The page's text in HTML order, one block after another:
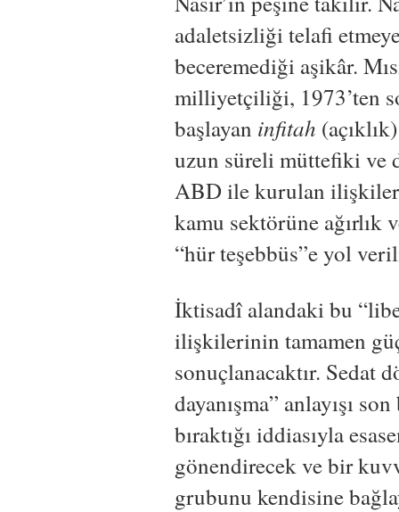
adaletsizliği telafi
beceremediği aşikâr.
milliyetçiliği, 1973’ten
başlayan infitah
uzun süreli müttefiki ve
ABD ile kurulan ilişkiler
kamu sektörüne ağırlık
“hür teşebbüs”e yol
İktisadî alandaki bu
ilişkilerinin tamamen
sonuçlanacaktır. Sedat
dayanışma” anlayışı
bıraktığı iddiasıyla
gönendirecek ve bir
grubunu kendisine